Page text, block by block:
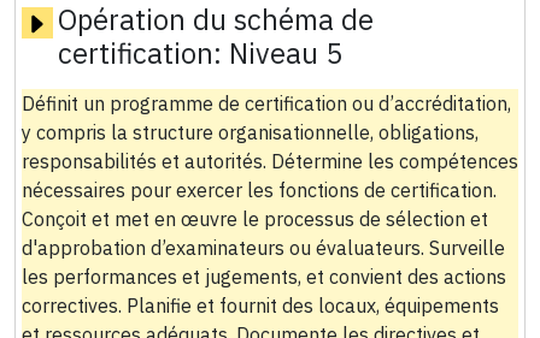
Opération du schéma de
certification: Niveau 5
Définit un programme de certification ou d’accréditation,
y compris la structure organisationnelle, obligations,
responsabilités et autorités. Détermine les compétences
nécessaires pour exercer les fonctions de certification.
Conçoit et met en œuvre le processus de sélection et
d'approbation d’examinateurs ou évaluateurs. Surveille
les performances et jugements, et convient des actions
correctives. Planifie et fournit des locaux, équipements